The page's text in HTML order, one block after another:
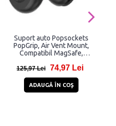
Suport auto Popsockets
PopGrip, Air Vent Mount,
Compatibil MagSafe,
125,97 Lei 74,97 Lei
ADAUGĂ ÎN COŞ